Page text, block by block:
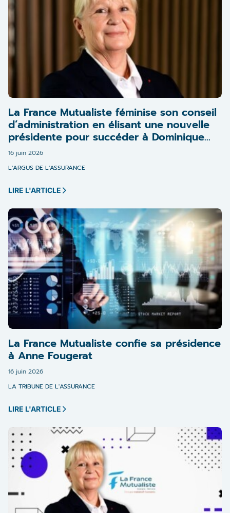
La France Mutualiste féminise son conseil
d’administration en élisant une nouvelle
présidente pour succéder à Dominique
Burlett
16 juin 2026
L'ARGUS DE L'ASSURANCE
LIRE L'ARTICLE
La France Mutualiste confie sa présidence
à Anne Fougerat
16 juin 2026
LA TRIBUNE DE L'ASSURANCE
LIRE L'ARTICLE